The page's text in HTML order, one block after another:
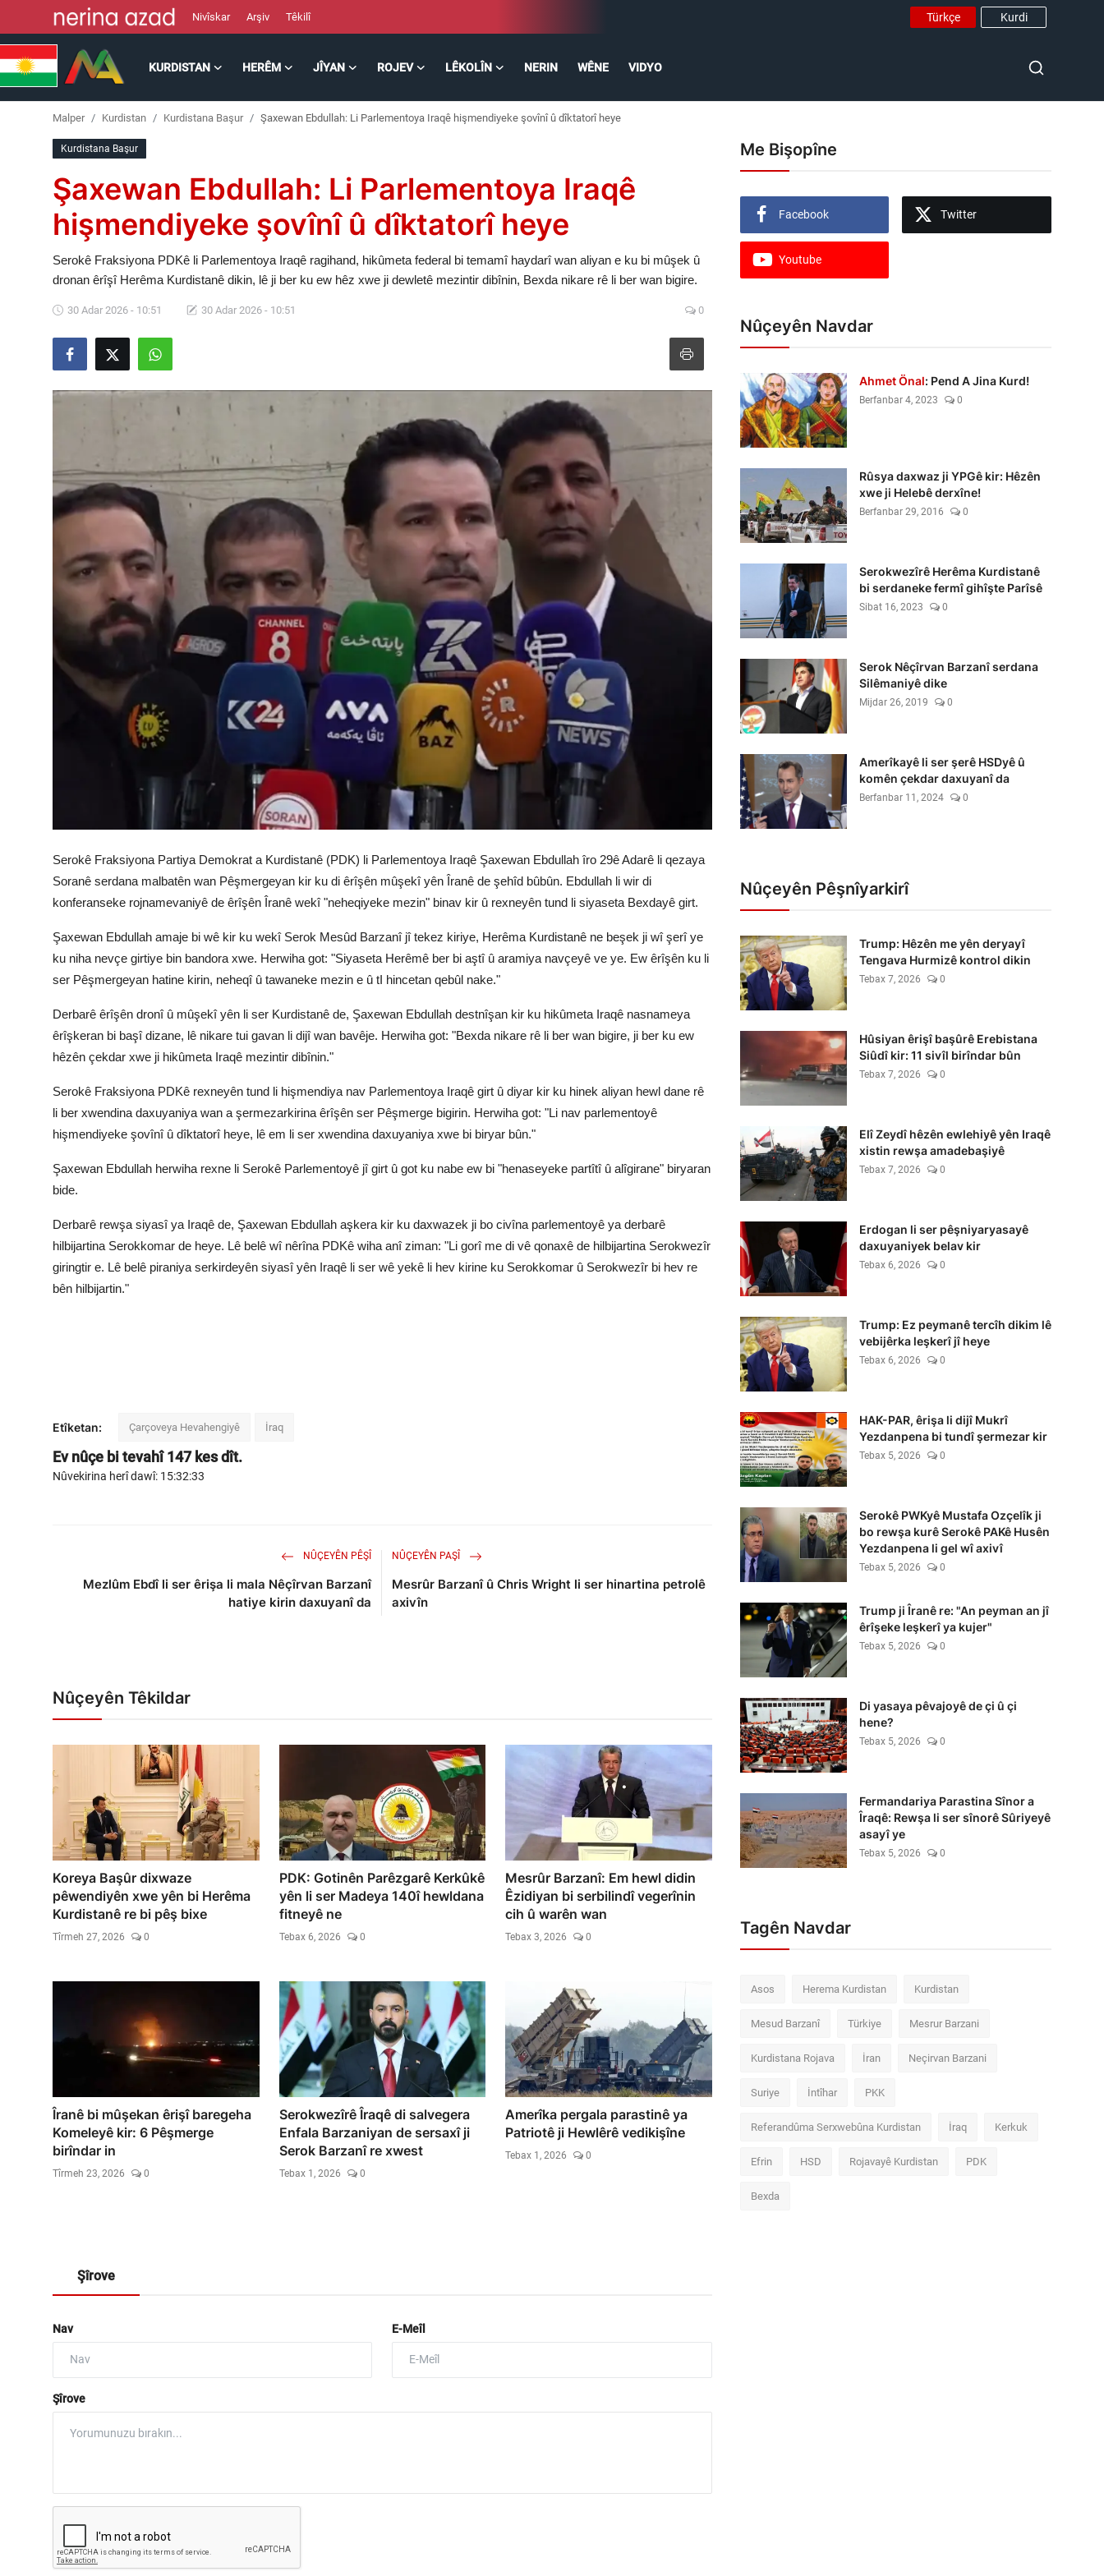
Nivîskar Arşiv Têkilî Türkçe Kurdi
KURDISTAN HERÊM JÎYAN ROJEV LÊKOLÎN NERIN WÊNE VIDYO
Lêkolîn
Kurdi
Malper Kurdistan Kurdistana Başur Şaxewan Ebdullah: Li Parlementoya Iraqê hişmendiyeke şovînî û dîktatorî heye
Kurdistana Başur
Şaxewan Ebdullah: Li Parlementoya Iraqê
hişmendiyeke şovînî û dîktatorî heye
Serokê Fraksiyona PDKê li Parlementoya Iraqê ragihand, hikûmeta federal bi temamî haydarî wan aliyan e ku bi mûşek û
dronan êrîşî Herêma Kurdistanê dikin, lê ji ber ku ew hêz xwe ji dewletê mezintir dibînin, Bexda nikare rê li ber wan bigire.
30 Adar 2026 - 10:51 30 Adar 2026 - 10:51 0
Serokê Fraksiyona Partiya Demokrat a Kurdistanê (PDK) li Parlementoya Iraqê Şaxewan Ebdullah îro 29ê Adarê li qezaya
Soranê serdana malbatên wan Pêşmergeyan kir ku di êrîşên mûşekî yên Îranê de şehîd bûbûn. Ebdullah li wir di
konferanseke rojnamevaniyê de êrîşên Îranê wekî "neheqiyeke mezin" binav kir û rexneyên tund li siyaseta Bexdayê girt.
Şaxewan Ebdullah amaje bi wê kir ku wekî Serok Mesûd Barzanî jî tekez kiriye, Herêma Kurdistanê ne beşek ji wî şerî ye
ku niha nevçe girtiye bin bandora xwe. Herwiha got: "Siyaseta Herêmê ber bi aştî û aramiya navçeyê ve ye. Ew êrîşên ku li
ser Pêşmergeyan hatine kirin, neheqî û tawaneke mezin e û tI hincetan qebûl nake."
Derbarê êrîşên dronî û mûşekî yên li ser Kurdistanê de, Şaxewan Ebdullah destnîşan kir ku hikûmeta Iraqê nasnameya
êrîşkeran bi başî dizane, lê nikare tui gavan li dijî wan bavêje. Herwiha got: "Bexda nikare rê li ber wan bigire, ji ber ku ew
hêzên çekdar xwe ji hikûmeta Iraqê mezintir dibînin."
Serokê Fraksiyona PDKê rexneyên tund li hişmendiya nav Parlementoya Iraqê girt û diyar kir ku hinek aliyan hewl dane rê
li ber xwendina daxuyaniya wan a şermezarkirina êrîşên ser Pêşmerge bigirin. Herwiha got: "Li nav parlementoyê
hişmendiyeke şovînî û dîktatorî heye, lê em li ser xwendina daxuyaniya xwe bi biryar bûn."
Şaxewan Ebdullah herwiha rexne li Serokê Parlementoyê jî girt û got ku nabe ew bi "henaseyeke partîtî û alîgirane" biryaran
bide.
Derbarê rewşa siyasî ya Iraqê de, Şaxewan Ebdullah aşkera kir ku daxwazek ji bo civîna parlementoyê ya derbarê
hilbijartina Serokkomar de heye. Lê belê wî nêrîna PDKê wiha anî ziman: "Li gorî me di vê qonaxê de hilbijartina Serokwezîr
giringtir e. Lê belê piraniya serkirdeyên siyasî yên Iraqê li ser wê yekê li hev kirine ku Serokkomar û Serokwezîr bi hev re
bên hilbijartin."
Etîketan: Çarçoveya Hevahengiyê İraq
Ev nûçe bi tevahî147kes dît.
Nûvekirina herî dawî: 15:32:33
NÛÇEYÊN PÊŞÎ
Mezlûm Ebdî li ser êrişa li mala Nêçîrvan Barzanî
hatiye kirin daxuyanî da
NÛÇEYÊN PAŞÎ
Mesrûr Barzanî û Chris Wright li ser hinartina petrolê
axivîn
Nûçeyên Têkildar
Koreya Başûr dixwaze
pêwendiyên xwe yên bi Herêma
Kurdistanê re bi pêş bixe
Tîrmeh 27, 2026 0
PDK: Gotinên Parêzgarê Kerkûkê
yên li ser Madeya 140î hewldana
fitneyê ne
Tebax 6, 2026 0
Mesrûr Barzanî: Em hewl didin
Êzidiyan bi serbilindî vegerînin
cih û warên wan
Tebax 3, 2026 0
Îranê bi mûşekan êrişî baregeha
Komeleyê kir: 6 Pêşmerge
birîndar in
Tîrmeh 23, 2026 0
Serokwezîrê Îraqê di salvegera
Enfala Barzaniyan de sersaxî ji
Serok Barzanî re xwest
Tebax 1, 2026 0
Amerîka pergala parastinê ya
Patriotê ji Hewlêrê vedikişîne
Tebax 1, 2026 0
Şîrove
Nav E-Meîl
Şîrove
Me Bişopîne
Facebook Twitter
Youtube
Nûçeyên Navdar
Ahmet Önal: Pend A Jina Kurd!
Berfanbar 4, 2023 0
Rûsya daxwaz ji YPGê kir: Hêzên
xwe ji Helebê derxîne!
Berfanbar 29, 2016 0
Serokwezîrê Herêma Kurdistanê
bi serdaneke fermî gihîşte Parîsê
Sibat 16, 2023 0
Serok Nêçîrvan Barzanî serdana
Silêmaniyê dike
Mijdar 26, 2019 0
Amerîkayê li ser şerê HSDyê û
komên çekdar daxuyanî da
Berfanbar 11, 2024 0
Nûçeyên Pêşnîyarkirî
Trump: Hêzên me yên deryayî
Tengava Hurmizê kontrol dikin
Tebax 7, 2026 0
Hûsiyan êrişî başûrê Erebistana
Siûdî kir: 11 sivîl birîndar bûn
Tebax 7, 2026 0
Elî Zeydî hêzên ewlehiyê yên Iraqê
xistin rewşa amadebaşiyê
Tebax 7, 2026 0
Erdogan li ser pêşniyaryasayê
daxuyaniyek belav kir
Tebax 6, 2026 0
Trump: Ez peymanê tercîh dikim lê
vebijêrka leşkerî jî heye
Tebax 6, 2026 0
HAK-PAR, êrişa li dijî Mukrî
Yezdanpena bi tundî şermezar kir
Tebax 5, 2026 0
Serokê PWKyê Mustafa Ozçelîk ji
bo rewşa kurê Serokê PAKê Husên
Yezdanpena li gel wî axivî
Tebax 5, 2026 0
Trump ji Îranê re: "An peyman an jî
êrîşeke leşkerî ya kujer"
Tebax 5, 2026 0
Di yasaya pêvajoyê de çi û çi
hene?
Tebax 5, 2026 0
Fermandariya Parastina Sînor a
Îraqê: Rewşa li ser sînorê Sûriyeyê
asayî ye
Tebax 5, 2026 0
Tagên Navdar
Asos Herema Kurdistan Kurdistan
Mesud Barzanî Türkiye Mesrur Barzani
Kurdistana Rojava İran Neçirvan Barzani
Suriye İntîhar PKK
Referandûma Serxwebûna Kurdistan İraq Kerkuk
Efrin HSD Rojavayê Kurdistan PDK
Bexda